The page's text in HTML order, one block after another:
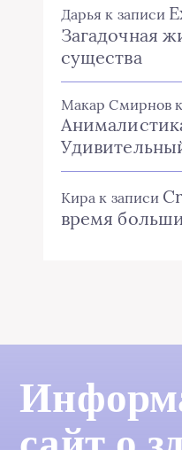
Дарья к записи
Загадочная
существа
Макар Смирнов
Кира к записи
время